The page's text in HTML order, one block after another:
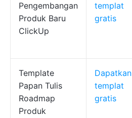
Pengembangan
Produk Baru
ClickUp
templat
gratis
Template
Papan Tulis
Roadmap
Produk
Dapatkan
templat
gratis